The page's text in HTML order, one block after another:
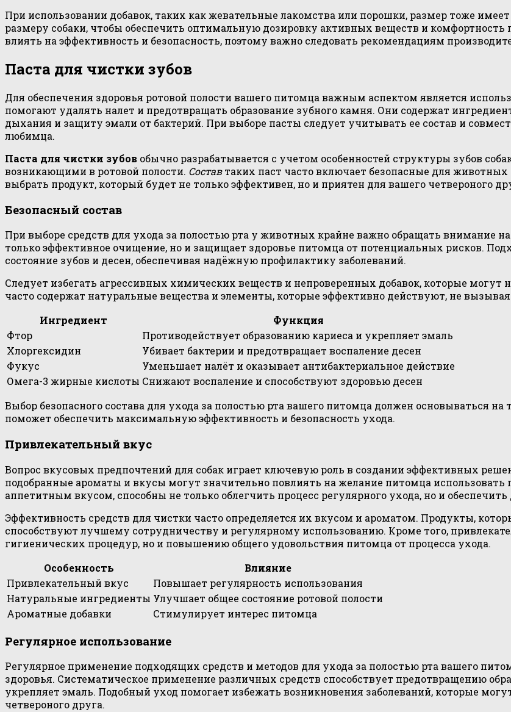
При использовании добавок, таких как жевательные лакомства или порошки, размер тоже
размеру собаки, чтобы обеспечить оптимальную дозировку активных веществ и
влиять на эффективность и безопасность, поэтому важно следовать рекомендациям
Паста для чистки зубов
Для обеспечения здоровья ротовой полости вашего питомца важным аспектом является
помогают удалять налет и предотвращать образование зубного камня. Они содержат
дыхания и защиту эмали от бактерий. При выборе пасты следует учитывать ее состав и
любимца.
Паста для чистки зубов обычно разрабатывается с учетом особенностей структуры зубов
возникающими в ротовой полости. Составтаких паст часто включает безопасные для
выбрать продукт, который будет не только эффективен, но и приятен для вашего четвероного
Безопасный состав
При выборе средств для ухода за полостью рта у животных крайне важно обращать внимание
только эффективное очищение, но и защищает здоровье питомца от потенциальных рисков.
состояние зубов и десен, обеспечивая надёжную профилактику заболеваний.
Следует избегать агрессивных химических веществ и непроверенных добавок, которые могут
часто содержат натуральные вещества и элементы, которые эффективно действуют, не
Ингредиент
Функция
Фтор
Противодействует образованию кариеса и укрепляет эмаль
Хлоргексидин
Убивает бактерии и предотвращает воспаление десен
Фукус
Уменьшает налёт и оказывает антибактериальное действие
Омега-3 жирные кислоты Снижают воспаление и способствуют здоровью десен
Выбор безопасного состава для ухода за полостью рта вашего питомца должен основываться
поможет обеспечить максимальную эффективность и безопасность ухода.
Привлекательный вкус
Вопрос вкусовых предпочтений для собак играет ключевую роль в создании эффективных
подобранные ароматы и вкусы могут значительно повлиять на желание питомца
аппетитным вкусом, способны не только облегчить процесс регулярного ухода, но и
Эффективность средств для чистки часто определяется их вкусом и ароматом. Продукты,
способствуют лучшему сотрудничеству и регулярному использованию. Кроме того,
гигиенических процедур, но и повышению общего удовольствия питомца от процесса ухода.
Особенность
Влияние
Привлекательный вкус
Повышает регулярность использования
Натуральные ингредиенты Улучшает общее состояние ротовой полости
Ароматные добавки
Стимулирует интерес питомца
Регулярное использование
Регулярное применение подходящих средств и методов для ухода за полостью рта вашего
здоровья. Систематическое применение различных средств способствует предотвращению
укрепляет эмаль. Подобный уход помогает избежать возникновения заболеваний, которые
четвероного друга.